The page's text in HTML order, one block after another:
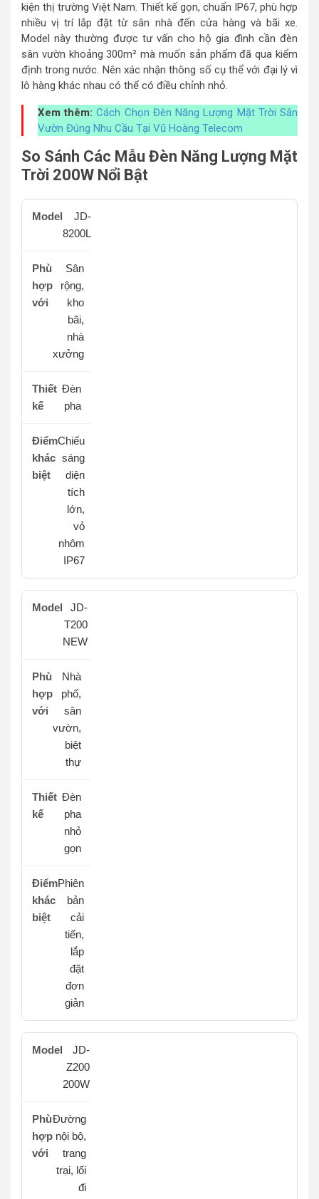
kiện thị trường Việt Nam. Thiết kế gọn, chuẩn IP67, phù hợp
nhiều vị trí lắp đặt từ sân nhà đến cửa hàng và bãi xe.
Model này thường được tư vấn cho hộ gia đình cần đèn
sân vườn khoảng 300m² mà muốn sản phẩm đã qua kiểm
định trong nước. Nên xác nhận thông số cụ thể với đại lý vì
lô hàng khác nhau có thể có điều chỉnh nhỏ.
Xem thêm:Cách Chọn Đèn Năng Lượng Mặt Trời Sân
Vườn Đúng Nhu Cầu Tại Vũ Hoàng Telecom
So Sánh Các Mẫu Đèn Năng Lượng Mặt
Trời 200W Nổi Bật
JD-
8200L
Sân
rộng,
kho
bãi,
nhà
xưởng
Đèn
pha
Chiếu
sáng
diện
tích
lớn,
vỏ
nhôm
IP67
JD-
T200
NEW
Nhà
phố,
sân
vườn,
biệt
thự
Đèn
pha
nhỏ
gọn
Phiên
bản
cải
tiến,
lắp
đặt
đơn
giản
JD-
Z200
200W
Đường
nội bộ,
trang
trại, lối
đi